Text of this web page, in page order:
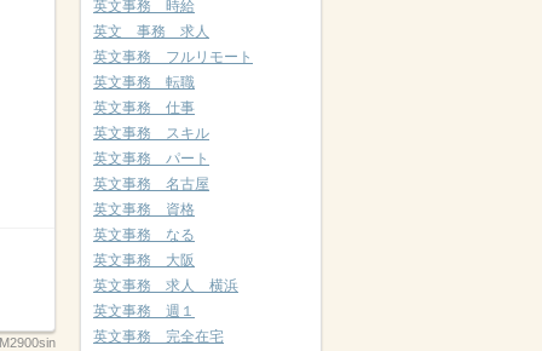
英文事務 時給
英文 事務 求人
英文事務 フルリモート
英文事務 転職
英文事務 仕事
英文事務 スキル
英文事務 パート
英文事務 名古屋
英文事務 資格
英文事務 なる
英文事務 大阪
英文事務 求人 横浜
英文事務 週１
英文事務 完全在宅